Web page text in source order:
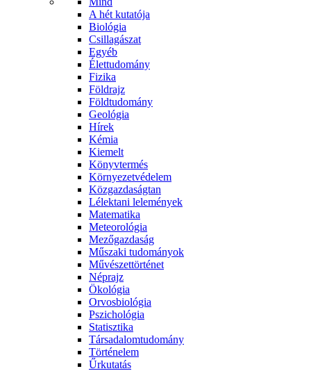
A hét kutatója
Biológia
Csillagászat
Egyéb
Élettudomány
Fizika
Földrajz
Földtudomány
Geológia
Hírek
Kémia
Kiemelt
Könyvtermés
Környezetvédelem
Közgazdaságtan
Lélektani lelemények
Matematika
Meteorológia
Mezőgazdaság
Műszaki tudományok
Művészettörténet
Néprajz
Ökológia
Orvosbiológia
Pszichológia
Statisztika
Társadalomtudomány
Történelem
Űrkutatás